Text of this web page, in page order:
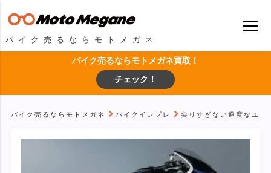
バイク売るならモトメガネ
バイク売るならモトメガネ買取！
チェック！
バイク売るならモトメガネ バイクインプレ 尖りすぎない適度なユ